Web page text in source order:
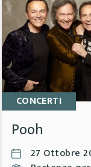
CONCERTI
Pooh
27 Ottobre